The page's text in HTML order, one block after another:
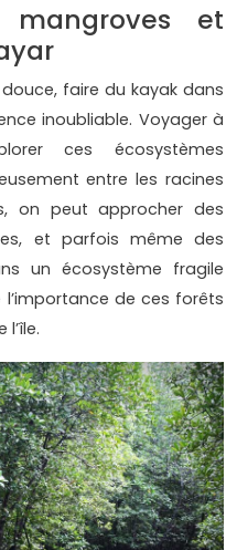
et
faire du kayak dans
inoubliable. Voyager à
ces écosystèmes
entre les racines
on peut approcher des
et parfois même des
un écosystème fragile
de ces forêts